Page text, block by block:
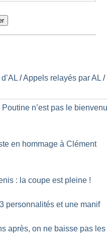
/Appels relayés par AL /
Poutine n’est pas le
en hommage à Clément
: la coupe est pleine !
personnalités et une manif
après, on ne baisse pas les